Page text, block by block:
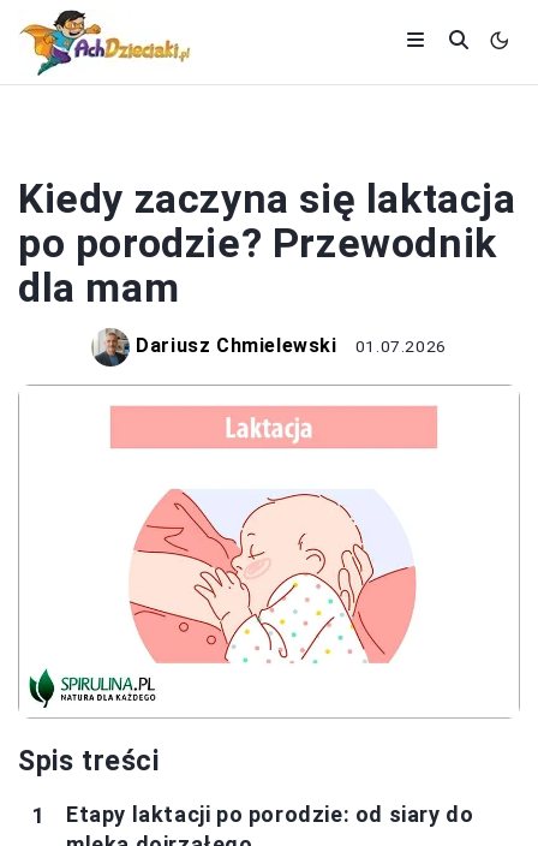
Kiedy zaczyna się laktacja
po porodzie? Przewodnik
dla mam
Dariusz Chmielewski 01.07.2026
Spis treści
Etapy laktacji po porodzie: od siary do